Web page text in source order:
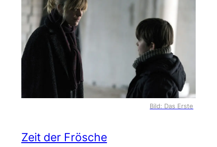
Bild: Das Erste
Zeit der Frösche